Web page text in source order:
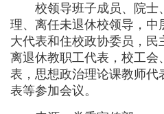
校领导班子成员、院士
理、离任未退休校领导，中
大代表和住校政协委员，民
离退休教职工代表，校工会
表，思想政治理论课教师代
表等参加会议。